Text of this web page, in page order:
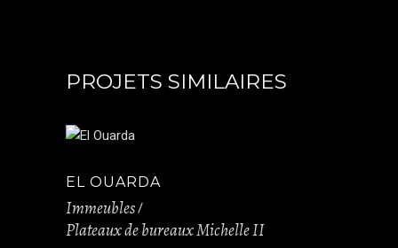
PROJETS SIMILAIRES
EL OUARDA
Immeubles
Plateaux de bureaux Michelle II